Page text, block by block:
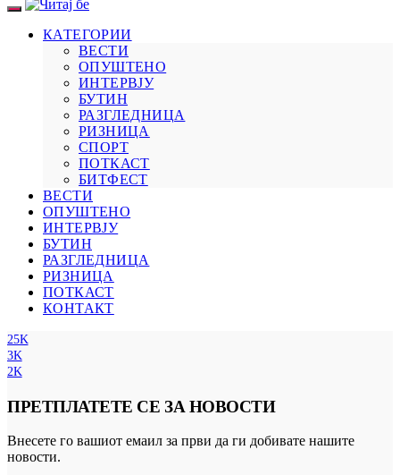
КАТЕГОРИИ
ВЕСТИ
ОПУШТЕНО
ИНТЕРВЈУ
БУТИН
РАЗГЛЕДНИЦА
РИЗНИЦА
СПОРТ
ПОТКАСТ
БИТФЕСТ
ВЕСТИ
ОПУШТЕНО
ИНТЕРВЈУ
БУТИН
РАЗГЛЕДНИЦА
РИЗНИЦА
ПОТКАСТ
КОНТАКТ
25K
3K
2K
ПРЕТПЛАТЕТЕ СЕ ЗА НОВОСТИ
Внесете го вашиот емаил за први да ги добивате нашите
новости.